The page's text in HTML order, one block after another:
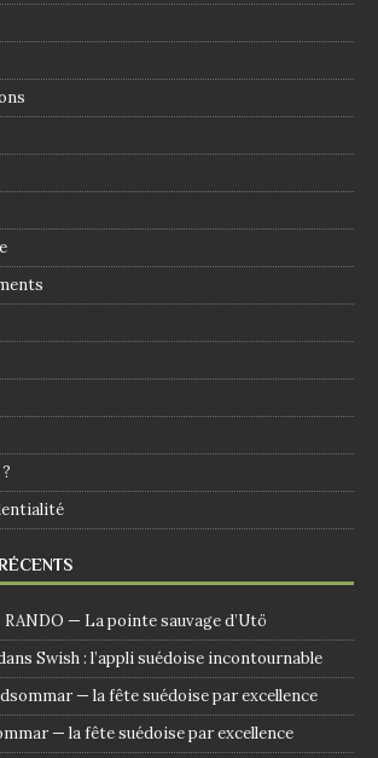
RANDO — La pointe sauvage d’Utö
Swish : l’appli suédoise incontournable
— la fête suédoise par excellence
— la fête suédoise par excellence